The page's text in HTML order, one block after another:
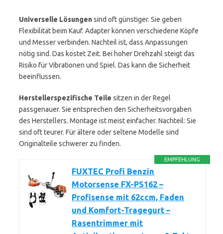
Universelle Lösungensind oft günstiger. Sie geben
Flexibilität beim Kauf. Adapter können verschiedene Köpfe
und Messer verbinden. Nachteil ist, dass Anpassungen
nötig sind. Das kostet Zeit. Bei hoher Drehzahl steigt das
Risiko für Vibrationen und Spiel. Das kann die Sicherheit
beeinflussen.
Herstellerspezifische Teile sitzen in der Regel
passgenauer. Sie entsprechen den Sicherheitsvorgaben
des Herstellers. Montage ist meist einfacher. Nachteil: Sie
sind oft teurer. Für ältere oder seltene Modelle sind
Originalteile schwerer zu finden.
EMPFEHLUNG
FUXTEC Profi Benzin
Motorsense FX-PS162 –
Profisense mit 62ccm, Faden
und Komfort-Tragegurt –
Rasentrimmer mit